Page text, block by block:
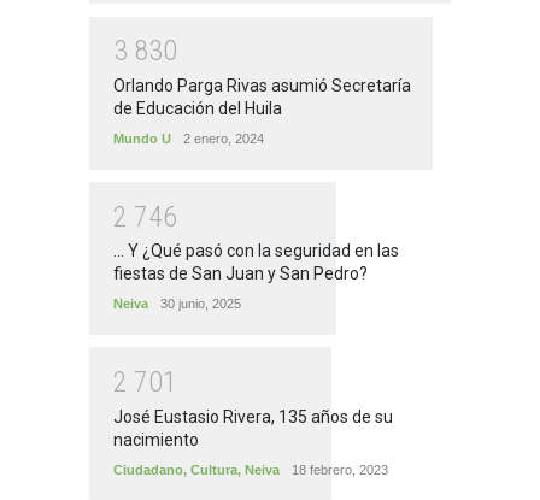
3 830
Orlando Parga Rivas asumió Secretaría
de Educación del Huila
Mundo U 2 enero, 2024
2 746
... Y ¿Qué pasó con la seguridad en las
fiestas de San Juan y San Pedro?
Neiva 30 junio, 2025
2 701
José Eustasio Rivera, 135 años de su
nacimiento
Ciudadano, Cultura, Neiva 18 febrero, 2023